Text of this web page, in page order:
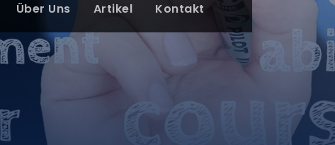
Über Uns Artikel Kontakt